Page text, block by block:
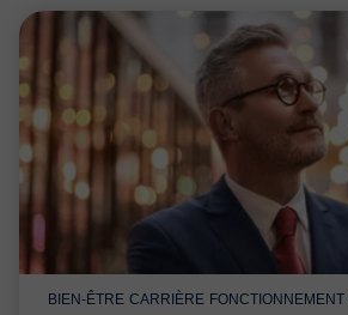
BIEN-ÊTRE CARRIÈRE FONCTIONNEMENT